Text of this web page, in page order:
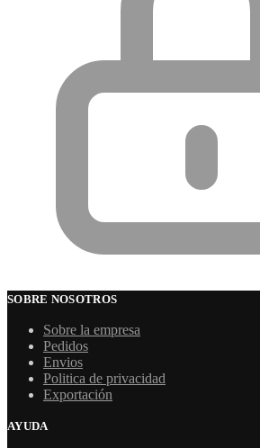
SOBRE NOSOTROS
Sobre la empresa
Pedidos
Envios
Politica de privacidad
Exportación
AYUDA